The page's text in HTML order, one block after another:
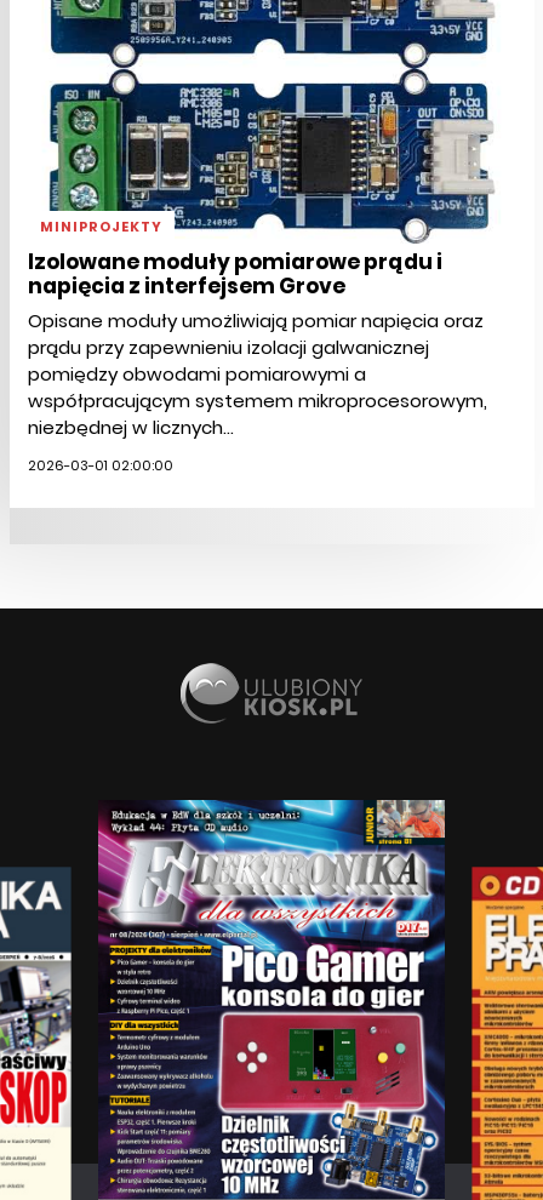
MINIPROJEKTY
Izolowane moduły pomiarowe prądu i
napięcia z interfejsem Grove
Opisane moduły umożliwiają pomiar napięcia oraz
prądu przy zapewnieniu izolacji galwanicznej
pomiędzy obwodami pomiarowymi a
współpracującym systemem mikroprocesorowym,
niezbędnej w licznych...
2026-03-01 02:00:00